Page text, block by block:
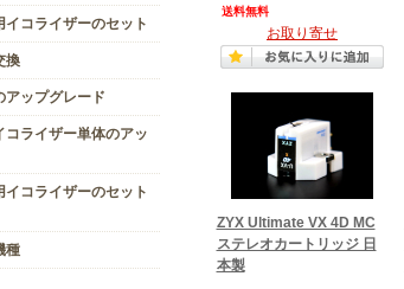
コライザーのセット
換
アップグレード
ライザー単体のアッ
コライザーのセット
種
送料無料
お取り寄せ
ZYX Ultimate VX 4D MC
ステレオカートリッジ 日
本製